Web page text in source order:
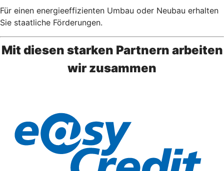
Für einen energieeffizienten Umbau oder Neubau erhalten
Sie staatliche Förderungen.
Mit diesen starken Partnern arbeiten
wir zusammen